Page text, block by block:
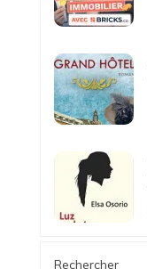
Rechercher